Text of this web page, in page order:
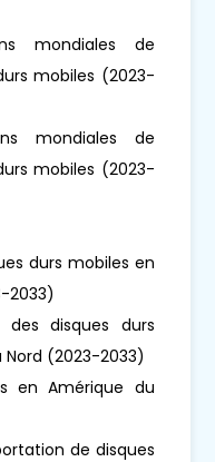
mondiales de
mobiles (2023-
mondiales de
mobiles (2023-
durs mobiles en
2033)
des disques durs
(2023-2033)
en Amérique du
de disques